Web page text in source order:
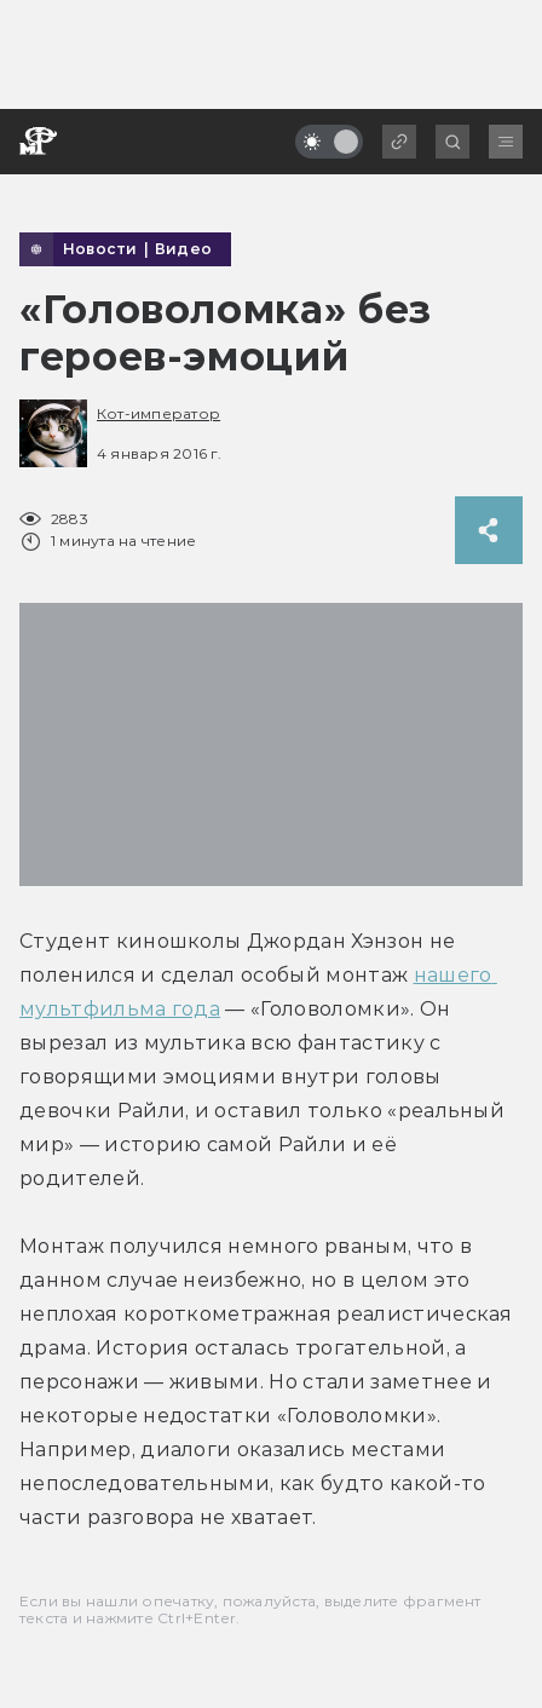
Новости | Видео
«Головоломка» без
героев-эмоций
Кот-император
4 января 2016 г.
2883
1 минута на чтение
Студент киношколы Джордан Хэнзон не
поленился и сделал особый монтаж нашего
мультфильма года — «Головоломки». Он
вырезал из мультика всю фантастику с
говорящими эмоциями внутри головы
девочки Райли, и оставил только «реальный
мир» — историю самой Райли и её
родителей.
Монтаж получился немного рваным, что в
данном случае неизбежно, но в целом это
неплохая короткометражная реалистическая
драма. История осталась трогательной, а
персонажи — живыми. Но стали заметнее и
некоторые недостатки «Головоломки».
Например, диалоги оказались местами
непоследовательными, как будто какой-то
части разговора не хватает.
Если вы нашли опечатку, пожалуйста, выделите фрагмент
текста и нажмите Ctrl+Enter.